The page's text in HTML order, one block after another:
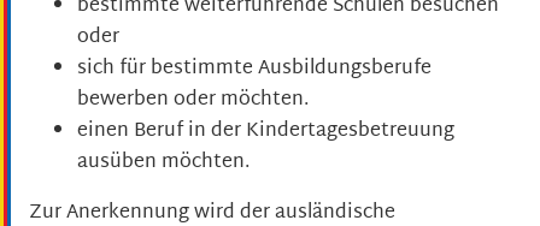
bestimmte weiterführende Schulen besuchen
oder
sich für bestimmte Ausbildungsberufe
bewerben odermöchten.
einen Beruf in der Kindertagesbetreuung
ausüben möchten.
Zur Anerkennung wird der ausländische